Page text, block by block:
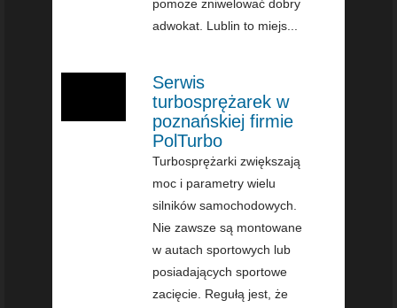
pomoże zniwelować dobry
adwokat. Lublin to miejs...
Serwis
turbosprężarek w
poznańskiej firmie
PolTurbo
Turbosprężarki zwiększają
moc i parametry wielu
silników samochodowych.
Nie zawsze są montowane
w autach sportowych lub
posiadających sportowe
zacięcie. Regułą jest, że